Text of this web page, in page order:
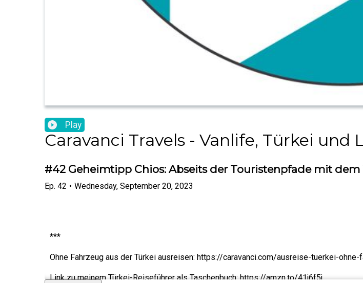
Play
Caravanci Travels - Vanlife, Türkei
#42 Geheimtipp Chios: Abseits der Touristenpfade mit dem
Ep. 42 • Wednesday, September 20, 2023
***
Ohne Fahrzeug aus der Türkei ausreisen: https://caravanci.com/ausreise-tuerkei-ohne-
Link zu meinem Türkei-Reiseführer als Taschenbuch: https://amzn.to/41j6f5j